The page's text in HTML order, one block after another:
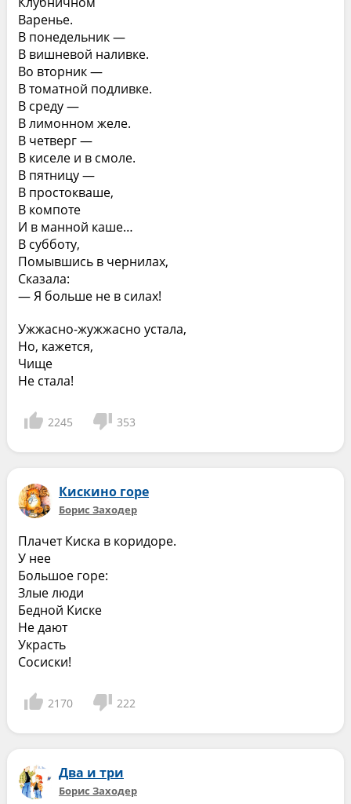
Варенье.
В понедельник —
В вишневой наливке.
Во вторник —
В томатной подливке.
В среду —
В лимонном желе.
В четверг —
В киселе и в смоле.
В пятницу —
В простокваше,
В компоте
И в манной каше…
В субботу,
Помывшись в чернилах,
Сказала:
— Я больше не в силах!
Ужжасно-жужжасно устала,
Но, кажется,
Чище
Не стала!
2245 353
Кискино горе
Борис Заходер
Плачет Киска в коридоре.
У нее
Большое горе:
Злые люди
Бедной Киске
Не дают
Украсть
Сосиски!
2170 222
Два и три
Борис Заходер